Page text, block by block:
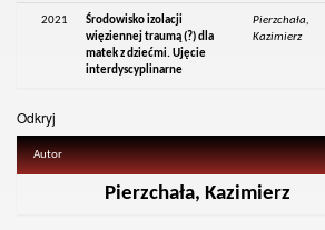
2021
Środowisko izolacji
więziennej traumą (?) dla
matek z dziećmi. Ujęcie
interdyscyplinarne
Pierzchała,
Kazimierz
Odkryj
Autor
Pierzchała, Kazimierz